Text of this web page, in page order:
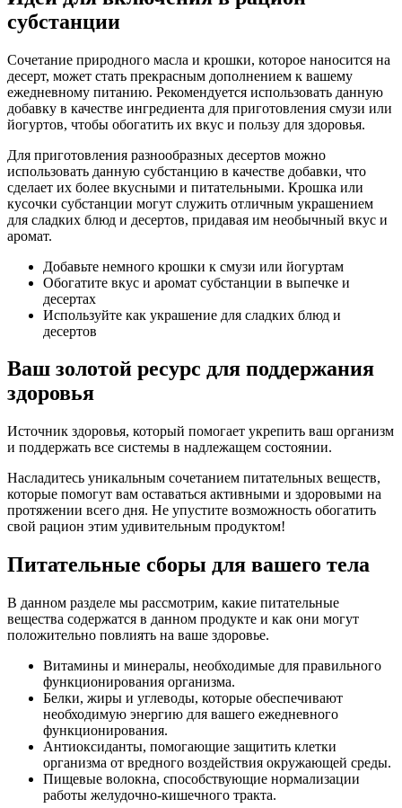
субстанции
Сочетание природного масла и крошки, которое наносится на
десерт, может стать прекрасным дополнением к вашему
ежедневному питанию. Рекомендуется использовать данную
добавку в качестве ингредиента для приготовления смузи или
йогуртов, чтобы обогатить их вкус и пользу для здоровья.
Для приготовления разнообразных десертов можно
использовать данную субстанцию в качестве добавки, что
сделает их более вкусными и питательными. Крошка или
кусочки субстанции могут служить отличным украшением
для сладких блюд и десертов, придавая им необычный вкус и
аромат.
Добавьте немного крошки к смузи или йогуртам
Обогатите вкус и аромат субстанции в выпечке и
десертах
Используйте как украшение для сладких блюд и
десертов
Ваш золотой ресурс для поддержания
здоровья
Источник здоровья, который помогает укрепить ваш организм
и поддержать все системы в надлежащем состоянии.
Насладитесь уникальным сочетанием питательных веществ,
которые помогут вам оставаться активными и здоровыми на
протяжении всего дня. Не упустите возможность обогатить
свой рацион этим удивительным продуктом!
Питательные сборы для вашего тела
В данном разделе мы рассмотрим, какие питательные
вещества содержатся в данном продукте и как они могут
положительно повлиять на ваше здоровье.
Витамины и минералы, необходимые для правильного
функционирования организма.
Белки, жиры и углеводы, которые обеспечивают
необходимую энергию для вашего ежедневного
функционирования.
Антиоксиданты, помогающие защитить клетки
организма от вредного воздействия окружающей среды.
Пищевые волокна, способствующие нормализации
работы желудочно-кишечного тракта.